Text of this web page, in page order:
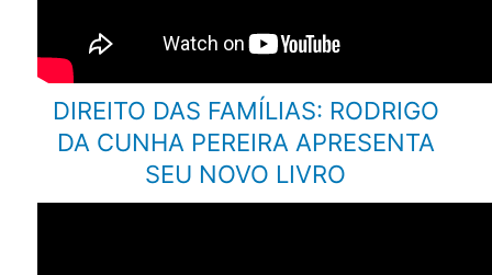
DIREITO DAS FAMÍLIAS: RODRIGO
DA CUNHA PEREIRA APRESENTA
SEU NOVO LIVRO